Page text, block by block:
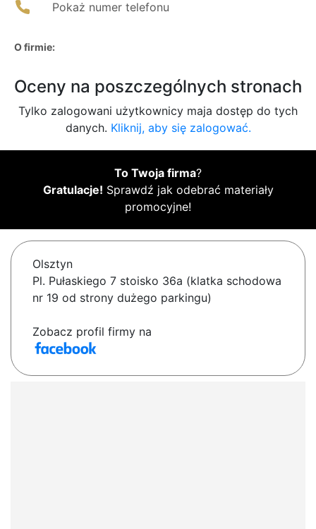
Pokaż numer telefonu
O firmie:
Oceny na poszczególnych stronach
Tylko zalogowani użytkownicy maja dostęp do tych
danych. Kliknij, aby się zalogować.
To Twoja firma?
Gratulacje! Sprawdź jak odebrać materiały
promocyjne!
Olsztyn
Pl. Pułaskiego 7 stoisko 36a (klatka schodowa
nr 19 od strony dużego parkingu)
Zobacz profil firmy na